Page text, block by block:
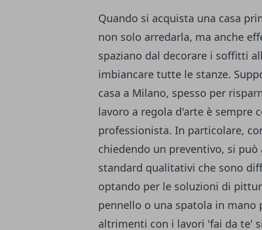
Quando si acquista una casa
non solo arredarla, ma anche
spaziano dal decorare i soffitti
imbiancare tutte le stanze.
casa a Milano, spesso per
lavoro a regola d'arte è sempre
professionista. In particolare,
chiedendo un preventivo, si
standard qualitativi che sono
optando per le soluzioni di
pennello o una spatola in
altrimenti con i lavori 'fai da te'